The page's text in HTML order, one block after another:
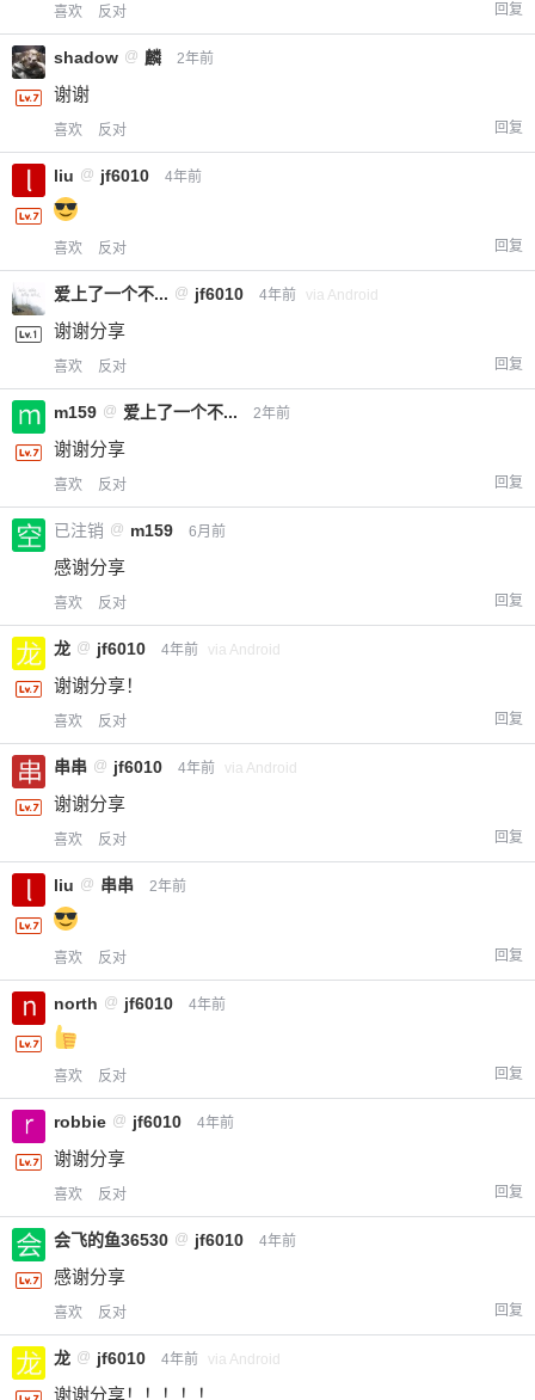
喜欢 反对 回复
shadow @ 麟 2年前
谢谢
喜欢 反对 回复
liu @ jf6010 4年前
喜欢 反对 回复
爱上了一个不... @ jf6010 4年前 via Android
谢谢分享
喜欢 反对 回复
m159 @ 爱上了一个不... 2年前
谢谢分享
喜欢 反对 回复
已注销 @ m159 6月前
感谢分享
喜欢 反对 回复
龙 @ jf6010 4年前 via Android
谢谢分享！
喜欢 反对 回复
串串 @ jf6010 4年前 via Android
谢谢分享
喜欢 反对 回复
liu @ 串串 2年前
喜欢 反对 回复
north @ jf6010 4年前
喜欢 反对 回复
robbie @ jf6010 4年前
谢谢分享
喜欢 反对 回复
会飞的鱼36530 @ jf6010 4年前
感谢分享
喜欢 反对 回复
龙 @ jf6010 4年前 via Android
谢谢分享！！！！！